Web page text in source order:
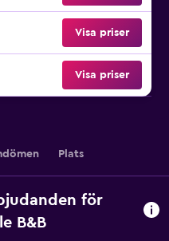
Visa priser
Visa priser
Plats
för
B&B